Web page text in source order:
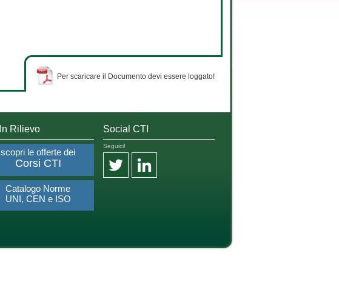
Per scaricare il Documento devi essere loggato!
In Rilievo
scopri le offerte dei
Corsi CTI
Catalogo Norme
UNI, CEN e ISO
Social CTI
Seguici!